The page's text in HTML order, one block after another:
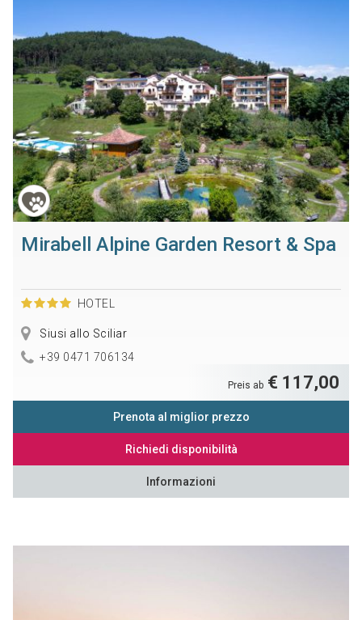
Mirabell Alpine Garden Resort & Spa
HOTEL
Siusi allo Sciliar
+39 0471 706134
Preis ab € 117,00
Prenota al miglior prezzo
Richiedi disponibilità
Informazioni